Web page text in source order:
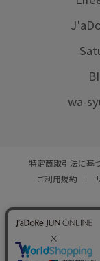
wa-
特定商取引法に基
ご利用規約
©